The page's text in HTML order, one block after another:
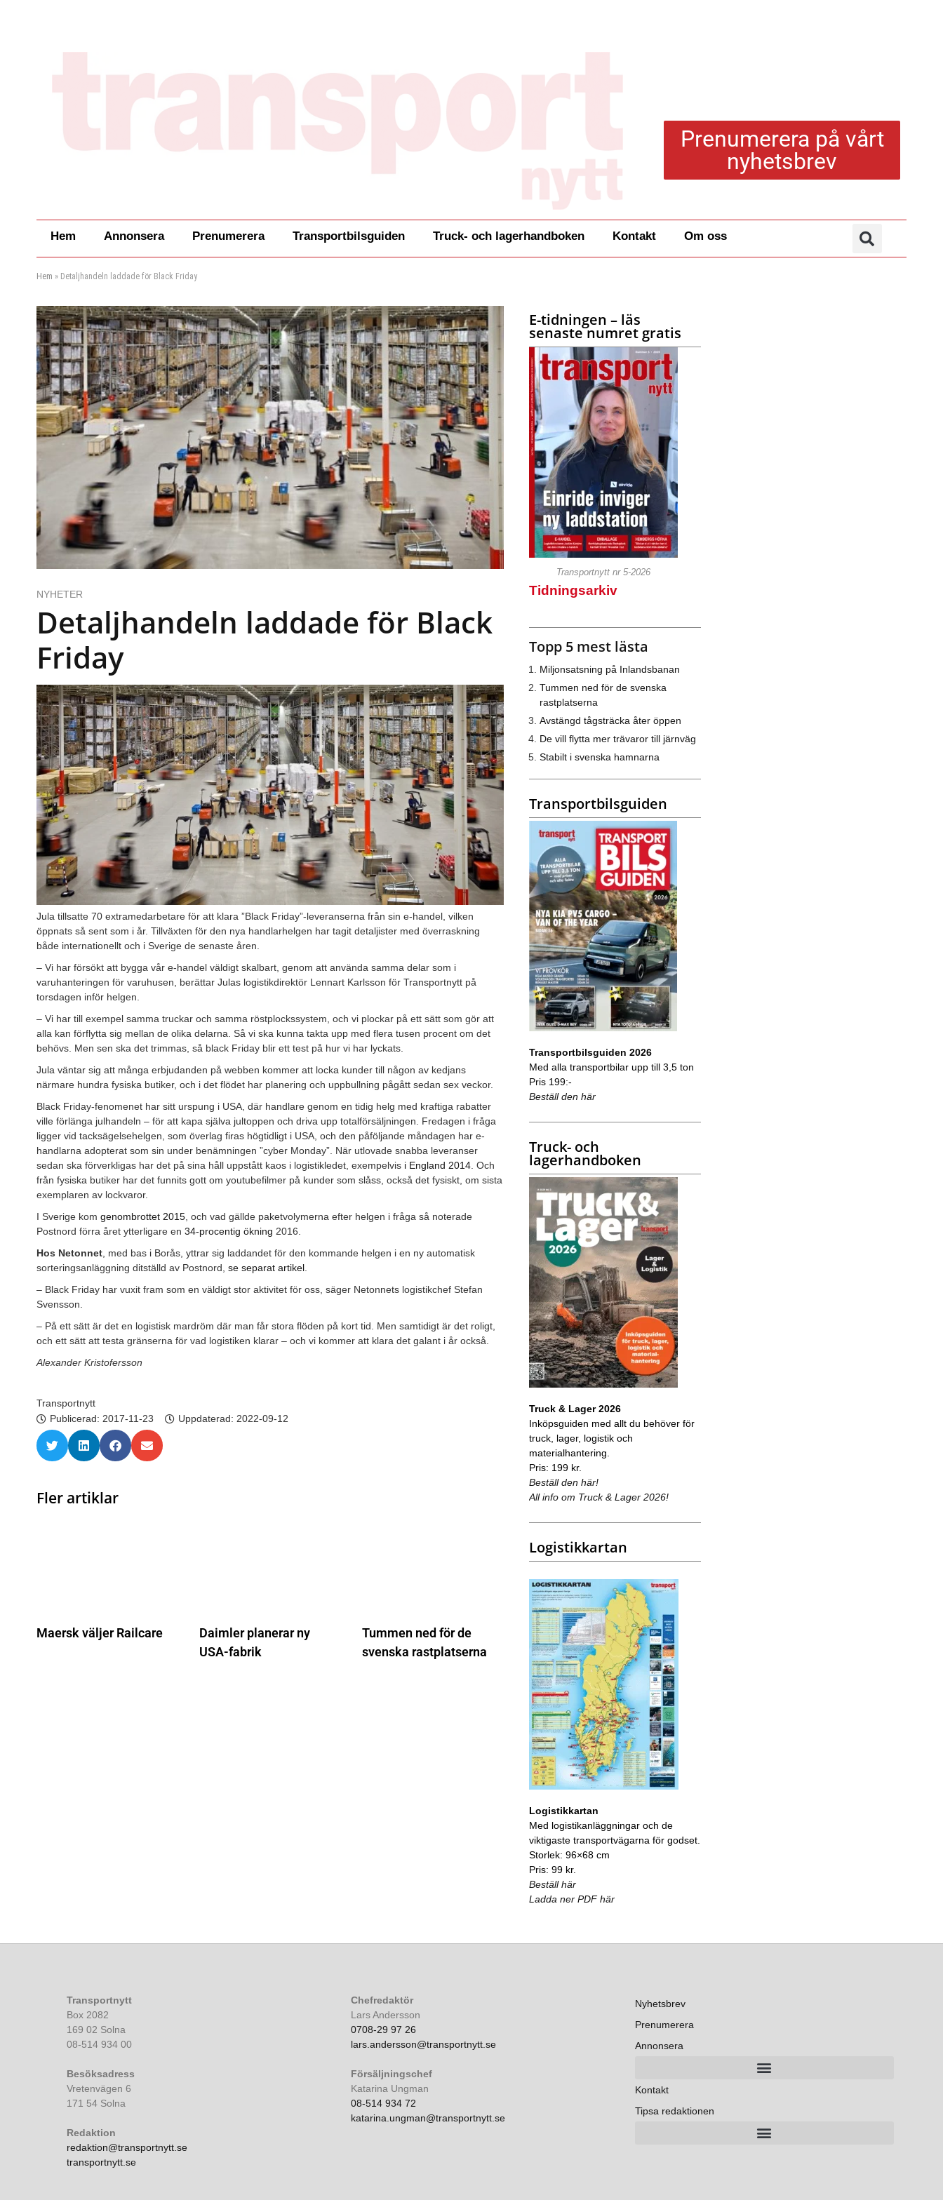
Prenumerera på vårt
nyhetsbrev
Hem Annonsera Prenumerera Transportbilsguiden Truck- och lagerhandboken Kontakt Om oss
Hem » Detaljhandeln laddade för Black Friday
NYHETER
Detaljhandeln laddade för Black
Friday
Jula tillsatte 70 extramedarbetare för att klara ”Black Friday”-leveranserna från sin e-handel, vilken
öppnats så sent som i år. Tillväxten för den nya handlarhelgen har tagit detaljister med överraskning
både internationellt och i Sverige de senaste åren.
– Vi har försökt att bygga vår e-handel väldigt skalbart, genom att använda samma delar som i
varuhanteringen för varuhusen, berättar Julas logistikdirektör Lennart Karlsson för Transportnytt på
torsdagen inför helgen.
– Vi har till exempel samma truckar och samma röstplockssystem, och vi plockar på ett sätt som gör att
alla kan förflytta sig mellan de olika delarna. Så vi ska kunna takta upp med flera tusen procent om det
behövs. Men sen ska det trimmas, så black Friday blir ett test på hur vi har lyckats.
Jula väntar sig att många erbjudanden på webben kommer att locka kunder till någon av kedjans
närmare hundra fysiska butiker, och i det flödet har planering och uppbullning pågått sedan sex veckor.
Black Friday-fenomenet har sitt urspung i USA, där handlare genom en tidig helg med kraftiga rabatter
ville förlänga julhandeln – för att kapa själva jultoppen och driva upp totalförsäljningen. Fredagen i fråga
ligger vid tacksägelsehelgen, som överlag firas högtidligt i USA, och den påföljande måndagen har e-
handlarna adopterat som sin under benämningen ”cyber Monday”. När utlovade snabba leveranser
sedan ska förverkligas har det på sina håll uppstått kaos i logistikledet, exempelvis i England 2014. Och
från fysiska butiker har det funnits gott om youtubefilmer på kunder som slåss, också det fysiskt, om sista
exemplaren av lockvaror.
I Sverige kom genombrottet 2015, och vad gällde paketvolymerna efter helgen i fråga så noterade
Postnord förra året ytterligare en 34-procentig ökning 2016.
Hos Netonnet, med bas i Borås, yttrar sig laddandet för den kommande helgen i en ny automatisk
sorteringsanläggning ditställd av Postnord, se separat artikel.
– Black Friday har vuxit fram som en väldigt stor aktivitet för oss, säger Netonnets logistikchef Stefan
Svensson.
– På ett sätt är det en logistisk mardröm där man får stora flöden på kort tid. Men samtidigt är det roligt,
och ett sätt att testa gränserna för vad logistiken klarar – och vi kommer att klara det galant i år också.
Alexander Kristofersson
Transportnytt
Publicerad: 2017-11-23 Uppdaterad: 2022-09-12
Fler artiklar
Maersk väljer Railcare
Daimler planerar ny
USA-fabrik
Tummen ned för de
svenska rastplatserna
E-tidningen – läs
senaste numret gratis
Transportnytt nr 5-2026
Tidningsarkiv
Topp 5 mest lästa
Miljonsatsning på Inlandsbanan
Tummen ned för de svenska
rastplatserna
Avstängd tågsträcka åter öppen
De vill flytta mer trävaror till järnväg
Stabilt i svenska hamnarna
Transportbilsguiden
Transportbilsguiden 2026
Med alla transportbilar upp till 3,5 ton
Pris 199:-
Beställ den här
Truck- och
lagerhandboken
Truck & Lager 2026
Inköpsguiden med allt du behöver för
truck, lager, logistik och
materialhantering.
Pris: 199 kr.
Beställ den här!
All info om Truck & Lager 2026!
Logistikkartan
Logistikkartan
Med logistikanläggningar och de
viktigaste transportvägarna för godset.
Storlek: 96×68 cm
Pris: 99 kr.
Beställ här
Ladda ner PDF här
Transportnytt
Box 2082
169 02 Solna
08-514 934 00
Besöksadress
Vretenvägen 6
171 54 Solna
Redaktion
redaktion@transportnytt.se
transportnytt.se
Chefredaktör
Lars Andersson
0708-29 97 26
lars.andersson@transportnytt.se
Försäljningschef
Katarina Ungman
08-514 934 72
katarina.ungman@transportnytt.se
Nyhetsbrev
Prenumerera
Annonsera
Kontakt
Tipsa redaktionen